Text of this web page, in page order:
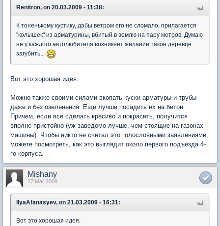
Renitron, on 20.03.2009 - 11:38:
К тоненькому кустику, дабы ветром его не сломало, прилагается
"колышек" из арматурины, вбитый в землю на пару метров. Думаю
не у каждого автолюбителя возникнет желание такое деревце
загубить...
Вот это хорошая идея.
Можно также своими силами вкопать куски арматуры и трубы
даже и без озеленения. Еще лучше посадить их на бетон.
Причем, если все сделать красиво и покрасить, получится
вполне пристойно (уж заведомо лучше, чем стоящие на газонах
машины). Чтобы никто не считал это голословными заявлениями,
можете посмотреть, как это выглядит около первого подъезда 4-
го корпуса.
Mishany
27 Mar 2009
IlyaAfanasyev, on 21.03.2009 - 16:31:
Вот это хорошая идея.